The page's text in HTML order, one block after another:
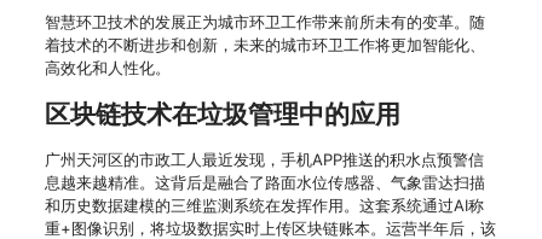
智慧环卫技术的发展正为城市环卫工作带来前所未有的变革。随
着技术的不断进步和创新，未来的城市环卫工作将更加智能化、
高效化和人性化。
区块链技术在垃圾管理中的应用
广州天河区的市政工人最近发现，手机APP推送的积水点预警信
息越来越精准。这背后是融合了路面水位传感器、气象雷达扫描
和历史数据建模的三维监测系统在发挥作用。这套系统通过AI称
重+图像识别，将垃圾数据实时上传区块链账本。运营半年后，该